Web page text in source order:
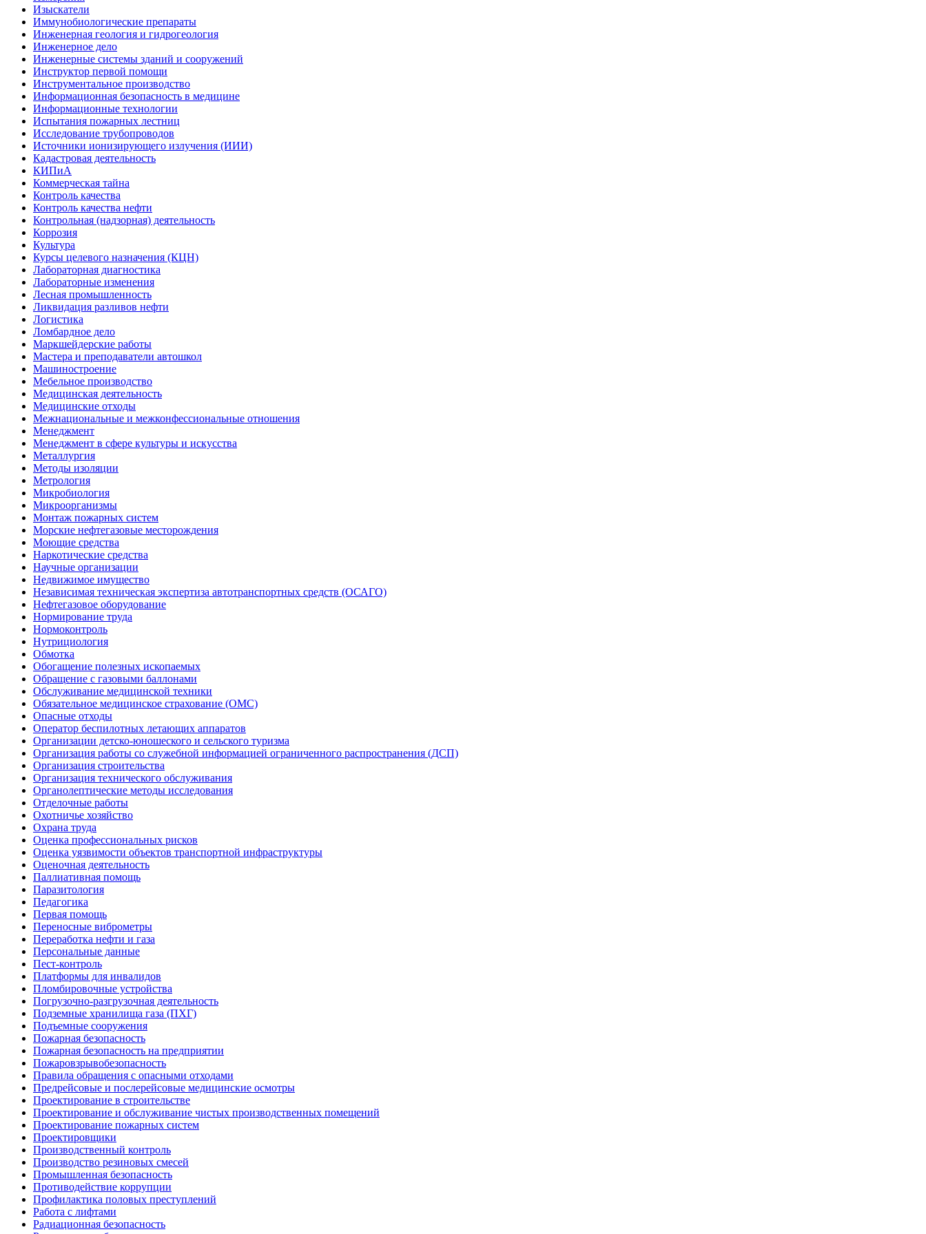
Изыскатели
Иммунобиологические препараты
Инженерная геология и гидрогеология
Инженерное дело
Инженерные системы зданий и сооружений
Инструктор первой помощи
Инструментальное производство
Информационная безопасность в медицине
Информационные технологии
Испытания пожарных лестниц
Исследование трубопроводов
Источники ионизирующего излучения (ИИИ)
Кадастровая деятельность
КИПиА
Коммерческая тайна
Контроль качества
Контроль качества нефти
Контрольная (надзорная) деятельность
Коррозия
Культура
Курсы целевого назначения (КЦН)
Лабораторная диагностика
Лабораторные изменения
Лесная промышленность
Ликвидация разливов нефти
Логистика
Ломбардное дело
Маркшейдерские работы
Мастера и преподаватели автошкол
Машиностроение
Мебельное производство
Медицинская деятельность
Медицинские отходы
Межнациональные и межконфессиональные отношения
Менеджмент
Менеджмент в сфере культуры и искусства
Металлургия
Методы изоляции
Метрология
Микробиология
Микроорганизмы
Монтаж пожарных систем
Морские нефтегазовые месторождения
Моющие средства
Наркотические средства
Научные организации
Недвижимое имущество
Независимая техническая экспертиза автотранспортных средств (ОСАГО)
Нефтегазовое оборудование
Нормирование труда
Нормоконтроль
Нутрициология
Обмотка
Обогащение полезных ископаемых
Обращение с газовыми баллонами
Обслуживание медицинской техники
Обязательное медицинское страхование (ОМС)
Опасные отходы
Оператор беспилотных летающих аппаратов
Организации детско-юношеского и сельского туризма
Организация работы со служебной информацией ограниченного распространения (ДСП)
Организация строительства
Организация технического обслуживания
Органолептические методы исследования
Отделочные работы
Охотничье хозяйство
Охрана труда
Оценка профессиональных рисков
Оценка уязвимости объектов транспортной инфраструктуры
Оценочная деятельность
Паллиативная помощь
Паразитология
Педагогика
Первая помощь
Переносные виброметры
Переработка нефти и газа
Персональные данные
Пест-контроль
Платформы для инвалидов
Пломбировочные устройства
Погрузочно-разгрузочная деятельность
Подземные хранилища газа (ПХГ)
Подъемные сооружения
Пожарная безопасность
Пожарная безопасность на предприятии
Пожаровзрывобезопасность
Правила обращения с опасными отходами
Предрейсовые и послерейсовые медицинские осмотры
Проектирование в строительстве
Проектирование и обслуживание чистых производственных помещений
Проектирование пожарных систем
Проектировщики
Производственный контроль
Производство резиновых смесей
Промышленная безопасность
Противодействие коррупции
Профилактика половых преступлений
Работа с лифтами
Радиационная безопасность